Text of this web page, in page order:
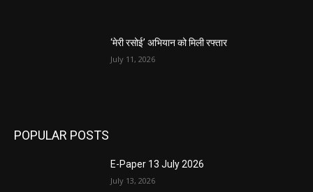
‘मेरी रसोई’ अभियान को मिली रफ्तार
July 11, 2026
POPULAR POSTS
E-Paper 13 July 2026
July 13, 2026